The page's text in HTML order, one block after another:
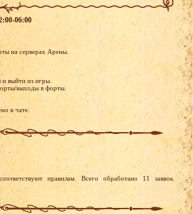
06:00
на серверах Арены.
и выйти из игры.
выходы в форты.
в чате.
правилам. Всего обработано 11 заявок.